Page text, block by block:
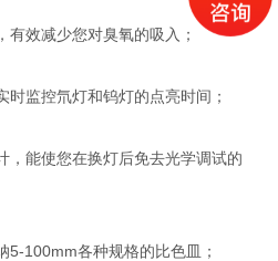
效减少您对臭氧的吸入；
监控氘灯和钨灯的点亮时间；
能使您在换灯后免去光学调试的
100mm各种规格的比色皿；